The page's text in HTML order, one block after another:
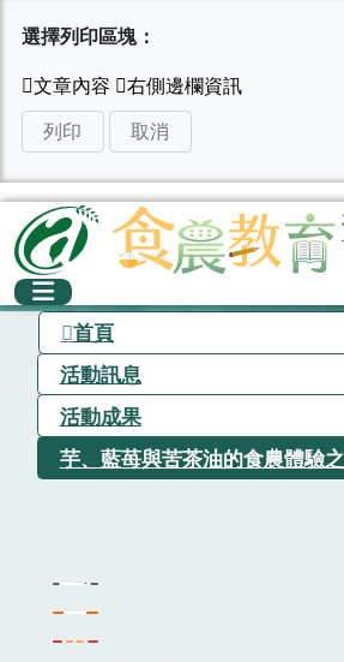
選擇列印區塊：
列印 取消
首頁
活動訊息
活動成果
芋、藍苺與苦茶油的食農體驗